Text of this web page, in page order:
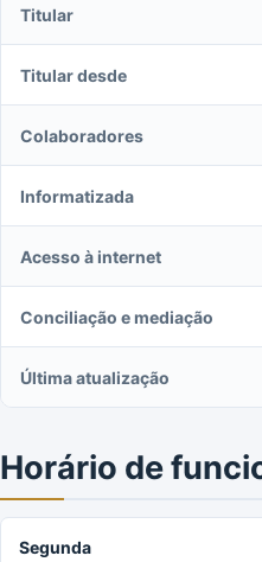
Titular
Titular desde
Colaboradores
Informatizada
Acesso à internet
Conciliação e mediação
Última atualização
Horário de
Segunda